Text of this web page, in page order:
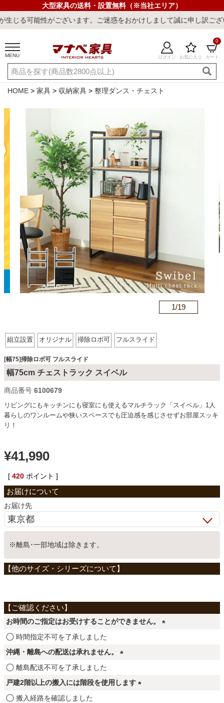
大型家具の送料・設置無料（※当社エリア）
います。ご迷惑をおかけしまして誠に申し訳ございません。
MENU ログイン お気に入り カート
0
ご利用ガイド 新規会員登録
店舗一覧 閲覧履歴
キーワード・商品番号で探す
最短発送 冷感ラグ 冷感寝具 ワークデスク ウィルトンラ
カテゴリから探す
ソファ
ダイニングテーブル・セット
椅子・チェア
収納家具
ホームオフィス
こたつ
寝具
HOME 家具 収納家具 整理ダンス・チェスト
1/19
組立設置 オリジナル 掃除ロボ可 フルスライド
[幅75]掃除ロボ可 フルスライド
幅75cm チェストラック スイベル
商品番号 6100679
リビングにもキッチンにも寝室にも使えるマルチラック「スイベル」1人
暮らしのワンルームや狭いスペースでも圧迫感を感じさせずお部屋スッキ
リ！
¥41,990
[ 420 ポイント ]
お届け先
※離島･一部地域は除きます。
お時間のご指定はお受けすることができません。
時間指定不可を了承しました
沖縄・離島への配送は承れません。
必
離島配送不可を了承しました
戸建2階以上の搬入には階段を使用します
搬入経路を確認しました